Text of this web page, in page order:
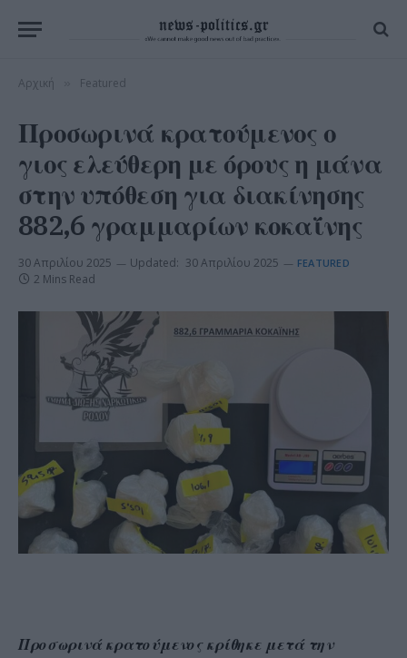
Αρχική Featured
Προσωρινά κρατούμενος ο
γιος ελεύθερη με όρους η μάνα
στην υπόθεση για διακίνησης
882,6 γραμμαρίων κοκαΐνης
30 Απριλίου 2025 Updated: 30 Απριλίου 2025 FEATURED
2 Mins Read
Προσωρινά κρατούμενος κρίθηκε μετά την